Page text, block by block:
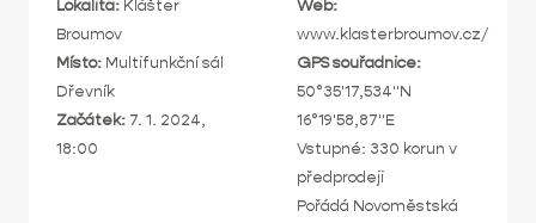
Lokalita: Klášter
Broumov
Místo: Multifunkční sál
Dřevník
Začátek: 7. 1. 2024,
18:00
Web:
www.klasterbroumov.cz/
GPS souřadnice:
50°35'17,534"N
16°19'58,87"E
Vstupné: 330 korun v
předprodeji
Pořádá Novoměstská